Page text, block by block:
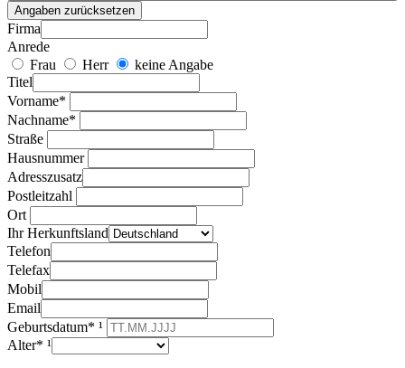
Angaben zurücksetzen
Firma
Anrede
Frau
Herr
keine Angabe
Titel
Vorname*
Nachname*
Straße
Hausnummer
Adresszusatz
Postleitzahl
Ort
Ihr Herkunftsland
Telefon
Telefax
Mobil
Email
Geburtsdatum* ¹
Alter* ¹